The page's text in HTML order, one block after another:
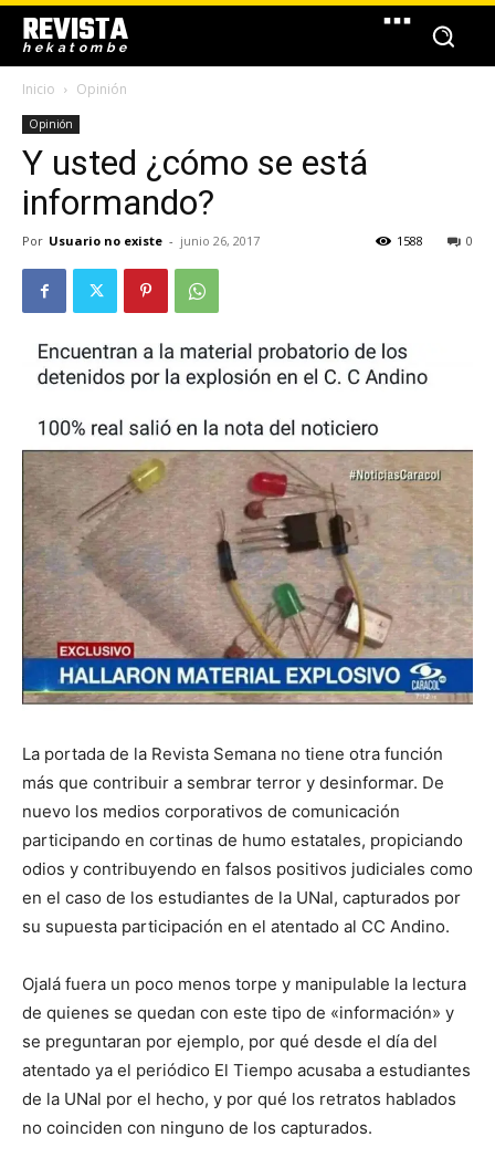
REVISTA
hekatombe
Inicio Opinión
Opinión
Y usted ¿cómo se está
informando?
Por Usuario no existe - junio 26, 2017 0
1588
La portada de la Revista Semana no tiene otra función
más que contribuir a sembrar terror y desinformar. De
nuevo los medios corporativos de comunicación
participando en cortinas de humo estatales, propiciando
odios y contribuyendo en falsos positivos judiciales como
en el caso de los estudiantes de la UNal, capturados por
su supuesta participación en el atentado al CC Andino.
Ojalá fuera un poco menos torpe y manipulable la lectura
de quienes se quedan con este tipo de «información» y
se preguntaran por ejemplo, por qué desde el día del
atentado ya el periódico El Tiempo acusaba a estudiantes
de la UNal por el hecho, y por qué los retratos hablados
no coinciden con ninguno de los capturados.